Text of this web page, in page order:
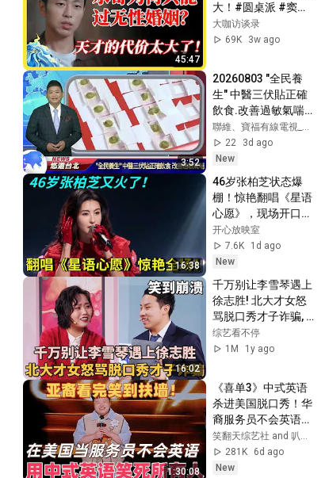
45:47
大！#圆桌派 #窦文
涛 #马未都 #梁文道
#马家辉 #圆桌派第
大咖访谈录
69K
3w ago
3:52
20260803 "全民養
生" 中醫三伏貼正確
飲食.改善過敏氣喘｜
悠遊台北新聞
@nwcatvnews‬ (新聞
記者 陳品綸)
聯維、寶福有線電視_悠遊台北新聞頻道
22
3d ago
New
16:38
46岁张柏芝状态爆
棚！惊艳翻唱《星语
心愿》，现场开口几
度哽咽｜综艺名场面
开心放映室
7.6K
1d ago
New
16:02
千万别让李雪琴遇上
徐志胜! 北大才女怒
骂脱口秀才子诈骗,
全程笑到崩溃｜#李
雪琴 #徐志胜 ｜脱口
综艺看不停
1M
1y ago
1:30:08
《喜单3》中式英语
杀进美国脱口秀！华
裔服务员不会英语，
靠口音把全场笑疯
了！#喜剧之王单口
季 #脱口秀 #搞笑 #
笑翻天综艺社 and 叭叭一下
281K
6d ago
New